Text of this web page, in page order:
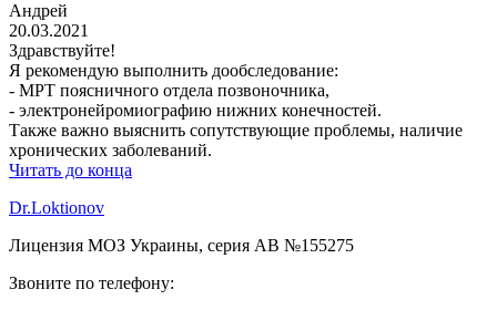
Андрей
20.03.2021
Здравствуйте!
Я рекомендую выполнить дообследование:
- МРТ поясничного отдела позвоночника,
- электронейромиографию нижних конечностей.
Также важно выяснить сопутствующие проблемы, наличие
хронических заболеваний.
Читать до конца
Dr.Loktionov
Лицензия МОЗ Украины, серия АВ №155275
Звоните по телефону: